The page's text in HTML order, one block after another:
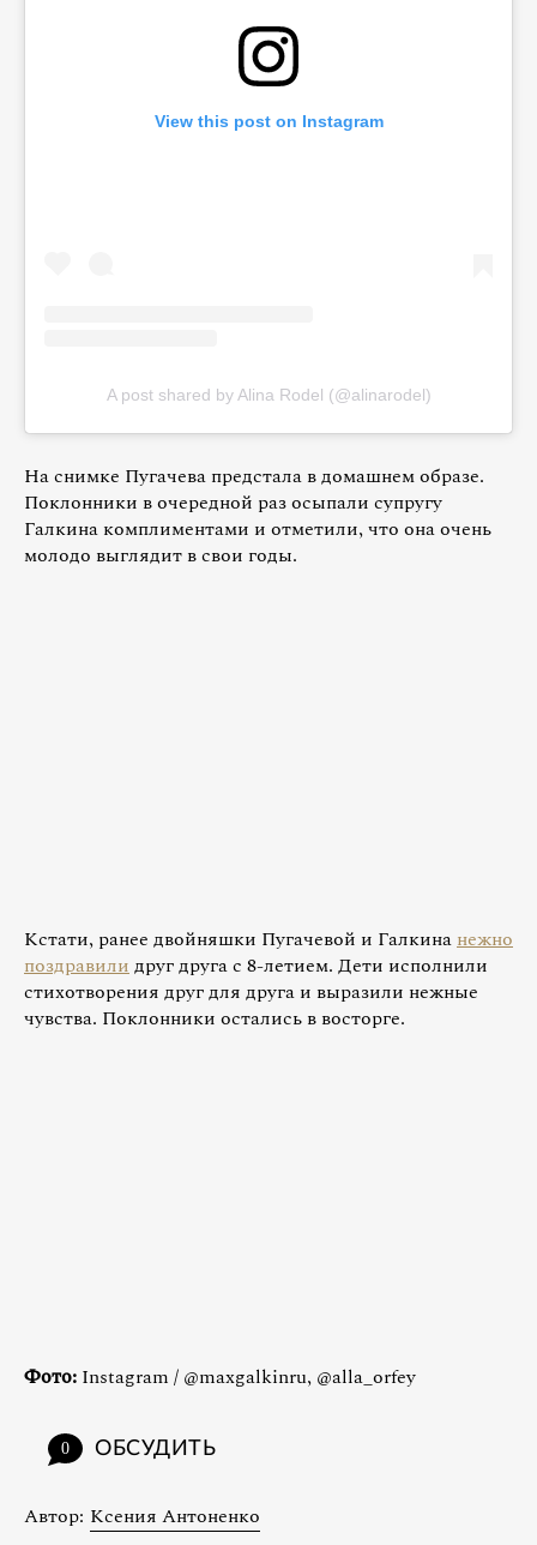
View this post on Instagram
A post shared by Alina Rodel (@alinarodel)
На снимке Пугачева предстала в домашнем образе.
Поклонники в очередной раз осыпали супругу
Галкина комплиментами и отметили, что она очень
молодо выглядит в свои годы.
Кстати, ранее двойняшки Пугачевой и Галкина нежно
поздравили друг друга с 8-летием. Дети исполнили
стихотворения друг для друга и выразили нежные
чувства. Поклонники остались в восторге.
Фото: Instagram / @maxgalkinru, @alla_orfey
0 ОБСУДИТЬ
Автор: Ксения Антоненко